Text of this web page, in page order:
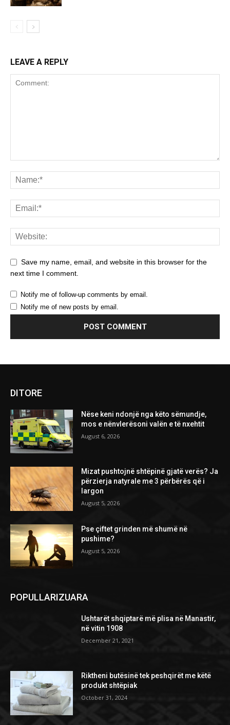
LEAVE A REPLY
Save my name, email, and website in this browser for the
next time I comment.
Notify me of follow-up comments by email.
Notify me of new posts by email.
DITORE
Nëse keni ndonjë nga këto sëmundje,
mos e nënvlerësoni valën e të nxehtit
August 6, 2026
Mizat pushtojnë shtëpinë gjatë verës? Ja
përzierja natyrale me 3 përbërës që i
largon
August 5, 2026
Pse çiftet grinden më shumë në
pushime?
August 5, 2026
POPULLARIZUARA
Ushtarët shqiptarë më plisa në Manastir,
në vitin 1908
December 21, 2021
Riktheni butësinë tek peshqirët me këtë
produkt shtëpiak
October 31, 2024